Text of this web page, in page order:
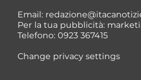
*
Email:
Per la tua pubblicità:
Telefono: 0923 367415
Change privacy settings